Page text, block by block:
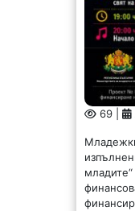
69 |